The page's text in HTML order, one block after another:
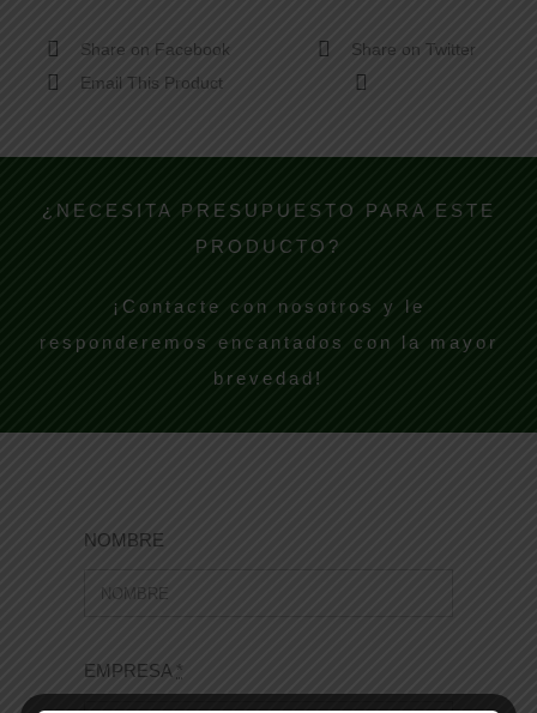
Share on Facebook
Share on Twitter
Email This Product
¿NECESITA PRESUPUESTO PARA ESTE
PRODUCTO?
¡Contacte con nosotros y le
responderemos encantados con la mayor
brevedad!
NOMBRE
EMPRESA *